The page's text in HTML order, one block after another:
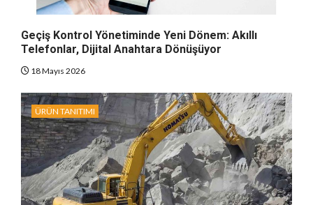
Geçiş Kontrol Yönetiminde Yeni Dönem: Akıllı
Telefonlar, Dijital Anahtara Dönüşüyor
18 Mayıs 2026
ÜRÜN TANITIMI